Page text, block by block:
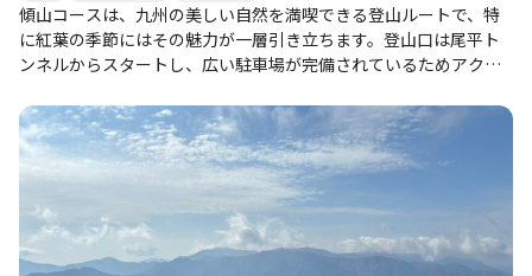
傾山コースは、九州の美しい自然を満喫できる登山ルートで、特
に紅葉の季節にはその魅力が一層引き立ちます。登山口は尾平ト
ンネルからスタートし、広い駐車場が完備されているためアクセ
るとアケボノツツジやミツバツツジが迎えてくれ、心地よい風を
感じながらの歩行が楽しめます。 このコースは、初心者から健脚
者まで楽しめるバランスの良いルートで、特に家族連れや友人同
士での登山におすすめです。途中には九折越小屋があり、休憩や
食事をするのに最適な場所です。山頂に到達すると、祖母山やく
じゅうの美しい景色が広がり、達成感を味わえます。特に、山頂
からの眺望は圧巻で、登った道を見下ろすことができるため、感